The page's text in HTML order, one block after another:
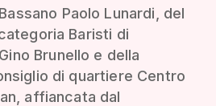
Paolo Lunardi, del
Baristi di
Brunello e della
di quartiere Centro
affiancata dal